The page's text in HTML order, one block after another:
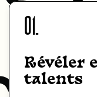
01.
Révéler
talents